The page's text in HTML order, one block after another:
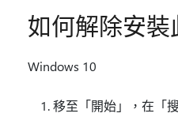
如何解除安裝
Windows 10
移至「開始」，在「